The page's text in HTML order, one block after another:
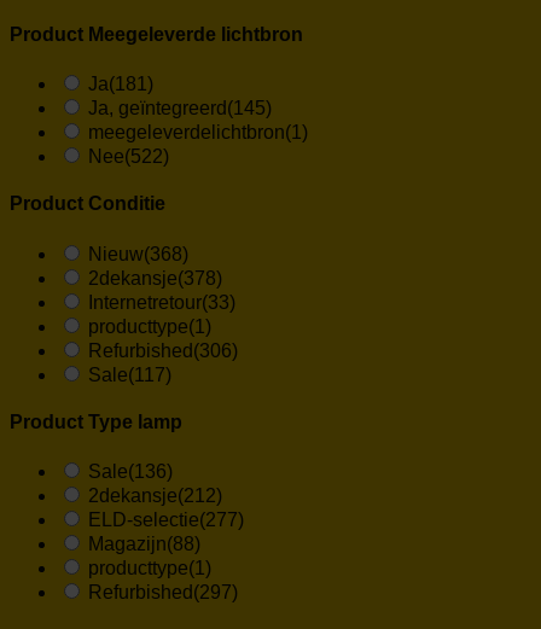
Product Meegeleverde lichtbron
Ja(181)
Ja, geïntegreerd (145)
meegeleverdelichtbron(1)
Nee(522)
Product Conditie
Nieuw(368)
2dekansje(378)
Internetretour(33)
producttype(1)
Refurbished (306)
Sale(117)
Product Type lamp
Sale(136)
2dekansje(212)
ELD-selectie(277)
Magazijn(88)
producttype(1)
Refurbished (297)